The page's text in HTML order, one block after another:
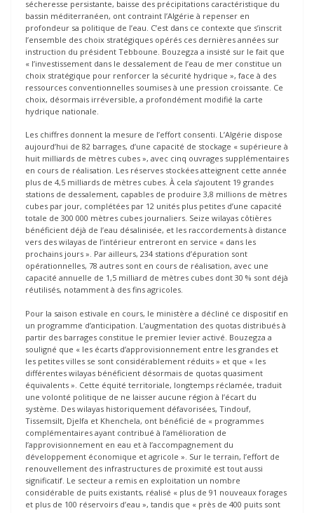
sécheresse persistante, baisse des précipitations caractéristique du
bassin méditerranéen, ont contraint l’Algérie à repenser en
profondeur sa politique de l’eau. C’est dans ce contexte que s’inscrit
l’ensemble des choix stratégiques opérés ces dernières années sur
instruction du président Tebboune. Bouzegza a insisté sur le fait que
« l’investissement dans le dessalement de l’eau de mer constitue un
choix stratégique pour renforcer la sécurité hydrique », face à des
ressources conventionnelles soumises à une pression croissante. Ce
choix, désormais irréversible, a profondément modifié la carte
hydrique nationale.
Les chiffres donnent la mesure de l’effort consenti. L’Algérie dispose
aujourd’hui de 82 barrages, d’une capacité de stockage « supérieure à
huit milliards de mètres cubes », avec cinq ouvrages supplémentaires
en cours de réalisation. Les réserves stockées atteignent cette année
plus de 4,5 milliards de mètres cubes. À cela s’ajoutent 19 grandes
stations de dessalement, capables de produire 3,8 millions de mètres
cubes par jour, complétées par 12 unités plus petites d’une capacité
totale de 300 000 mètres cubes journaliers. Seize wilayas côtières
bénéficient déjà de l’eau désalinisée, et les raccordements à distance
vers des wilayas de l’intérieur entreront en service « dans les
prochains jours ». Par ailleurs, 234 stations d’épuration sont
opérationnelles, 78 autres sont en cours de réalisation, avec une
capacité annuelle de 1,5 milliard de mètres cubes dont 30 % sont déjà
réutilisés, notamment à des fins agricoles.
Pour la saison estivale en cours, le ministère a décliné ce dispositif en
un programme d’anticipation. L’augmentation des quotas distribués à
partir des barrages constitue le premier levier activé. Bouzegza a
souligné que « les écarts d’approvisionnement entre les grandes et
les petites villes se sont considérablement réduits » et que « les
différentes wilayas bénéficient désormais de quotas quasiment
équivalents ». Cette équité territoriale, longtemps réclamée, traduit
une volonté politique de ne laisser aucune région à l’écart du
système. Des wilayas historiquement défavorisées, Tindouf,
Tissemsilt, Djelfa et Khenchela, ont bénéficié de « programmes
complémentaires ayant contribué à l’amélioration de
l’approvisionnement en eau et à l’accompagnement du
développement économique et agricole ». Sur le terrain, l’effort de
renouvellement des infrastructures de proximité est tout aussi
significatif. Le secteur a remis en exploitation un nombre
considérable de puits existants, réalisé « plus de 91 nouveaux forages
et plus de 100 réservoirs d’eau », tandis que « près de 400 puits sont